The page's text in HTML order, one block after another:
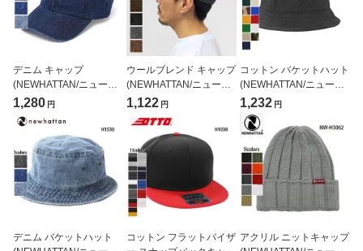
デニム キャップ
(NEWHATTAN/ニューハ
ッタン)[H1155]
1,280 円
ウールブレンド キャップ
(NEWHATTAN/ニューハ
ッタン)H2230
1,122 円
コットン バケットハット
(NEWHATTAN/ニューハ
ッタン)[H1500]
1,232 円
デニム バケットハット
コットン フラットバイザ アクリル ニットキャップ